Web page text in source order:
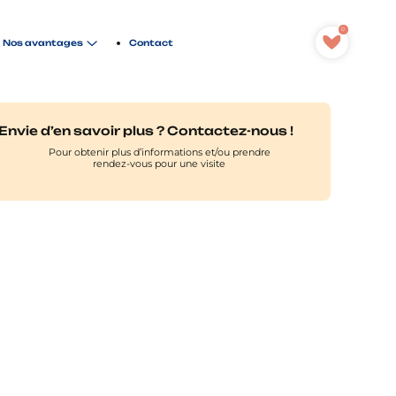
Nos avantages Contact
0
d’en savoir plus ? Contactez-nous !
Pour obtenir plus d’informations et/ou prendre
rendez-vous pour une visite